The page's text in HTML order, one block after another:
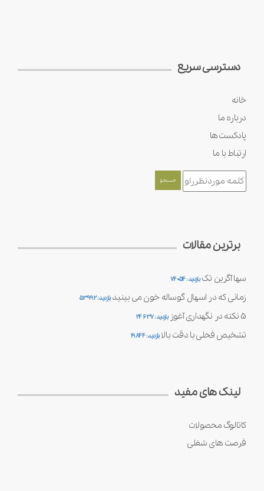
دسترسی سریع
خانه
درباره ما
پادکست ها
ارتباط با ما
برترین مقالات
سها آگرین تک بازدید : 74054
زمانی که در اسهال گوساله خون می بینید بازدید : 53992
5 نکته در نگهداری آغوز بازدید : 24637
تشخیص فحلی با دقت بالا بازدید : 19844
لینک های مفید
کاتالوگ محصولات
فرصت های شغلی